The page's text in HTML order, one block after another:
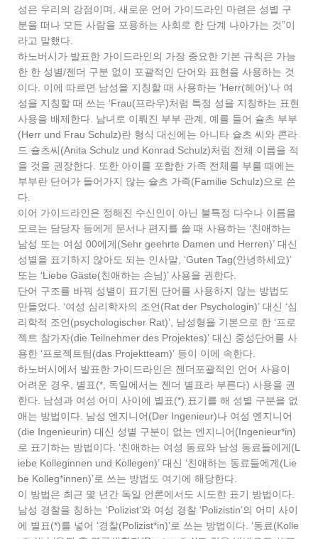
성은 우리의 강점이며, 새로운 언어 가이드라인 마련은 성별 구
분을 떠나 모든 사람을 포용하는 사회로 한 단계 나아가는 것”이
라고 말했다.
하노버시가 발표한 가이드라인의 가장 중요한 기본 규칙은 가능
한 한 성별/젠더 구분 없이 포괄적인 단어와 표현을 사용하는 것
이다. 이에 따르면 남성을 지칭할 때 사용하는 ‘Herr(헤어)’나 여
성을 지칭할 때 쓰는 ‘Frau(프라우)처럼 특정 성을 지칭하는 표현
사용을 배제한다. 남녀로 이뤄진 부부 관계, 예를 들어 슐츠 부부
(Herr und Frau Schulz)란 형식 대신에는 아니타 슐츠 씨와 콘라
드 슐츠씨(Anita Schulz und Konrad Schulz)처럼 전체 이름을 적
을 것을 권장한다. 또한 아이를 포함한 가족 전체를 부를 때에는
부부란 단어가 들어가지 않는 슐츠 가족(Familie Schulz)으로 쓴
다.
이어 가이드라인은 정해진 수신인이 아닌 불특정 다수나 이름을
모르는 담당자 등에게 문서나 편지를 쓸 때 사용하는 ‘친애하는
남성 또는 여성 00에게(Sehr geehrte Damen und Herren)’ 대신
성별을 표기하지 않아도 되는 인사말, ‘Guten Tag(안녕하세요)’
또는 ‘Liebe Gäste(친애하는 손님)’ 사용을 권한다.
단어 구조를 바꿔 성별이 표기된 단어를 사용하지 않는 방법도
만들었다. ‘여성 심리학자의 조언(Rat der Psychologin)’ 대신 ‘심
리학적 조언(psychologischer Rat)’, 남성형을 기본으로 한 ‘프로
젝트 참가자(die Teilnehmer des Projektes)’ 대신 중성단어를 사
용한 ‘프로젝트팀(das Projektteam)’ 등이 이에 속한다.
하노버시에서 발표한 가이드라인은 젠더포괄적인 언어 사용이
어려운 경우, 별표(*, 독일에서는 젠더 별표라 부른다) 사용을 권
한다. 남성과 여성 어미 사이에 별표(*) 표기를 해 성별 구분을 없
애는 방법이다. 남성 엔지니어(Der Ingenieur)나 여성 엔지니어
(die Ingenieurin) 대신 성별 구분이 없는 엔지니어(Ingenieur*in)
로 표기하는 방법이다. ‘친애하는 여성 동료와 남성 동료들에게(L
iebe Kolleginnen und Kollegen)’ 대신 ‘친애하는 동료들에게(Lie
be Kolleg*innen)’로 쓰는 방법도 여기에 해당한다.
이 방법은 최근 몇 년간 독일 언론에서도 시도한 표기 방법이다.
남성 경찰을 칭하는 ‘Polizist’와 여성 경찰 ‘Polizistin’의 어미 사이
에 별표(*)를 넣어 ‘경찰(Polizist*in)’로 쓰는 방법이다. ‘동료(Kolle